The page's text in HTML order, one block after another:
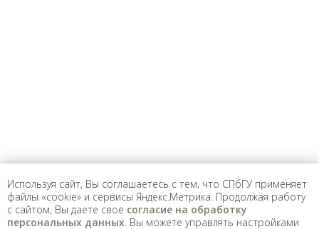
Saint Petersburg State University© 2026
Санкт-Петербургский государственный университет ©
2026
Используя сайт, Вы соглашаетесь с тем, что СПбГУ применяет
файлы «cookie» и сервисы Яндекс.Метрика. Продолжая работу
с сайтом, Вы даете свое согласие на обработку
персональных данных . Вы можете управлять настройками